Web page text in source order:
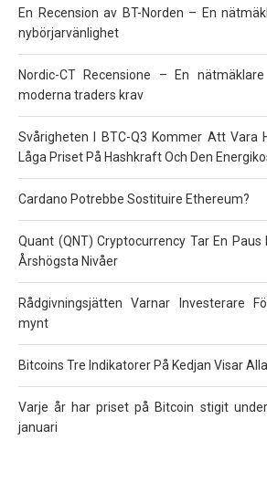
En Recension av BT-Norden – En
nybörjarvänlighet
Nordic-CT Recensione – En
moderna traders krav
Svårigheten I BTC-Q3 Kommer Att Vara
Låga Priset På Hashkraft Och Den
Cardano Potrebbe Sostituire Ethereum?
Quant (QNT) Cryptocurrency Tar En
Årshögsta Nivåer
Rådgivningsjätten Varnar Investerare
mynt
Bitcoins Tre Indikatorer På Kedjan Visar
Varje år har priset på Bitcoin stigit
januari